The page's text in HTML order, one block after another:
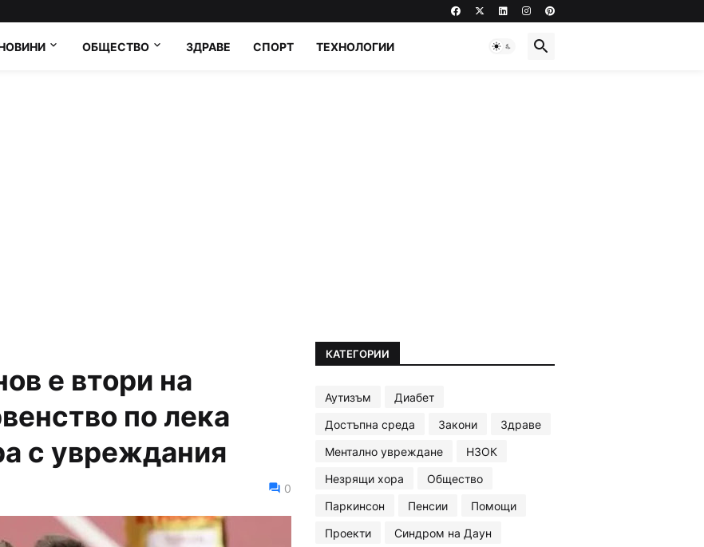
ОБЩЕСТВО ЗДРАВЕ СПОРТ ТЕХНОЛОГИИ
е втори на
по лека
с увреждания
0
КАТЕГОРИИ
Аутизъм
Диабет
Достъпна среда
Закони
Здраве
Ментално увреждане
НЗОК
Незрящи хора
Общество
Паркинсон
Пенсии
Помощи
Проекти
Синдром на Даун